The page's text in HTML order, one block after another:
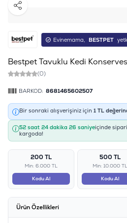
Paylaş
Evinemama, BESTPET
Bestpet Tavuklu Kedi
(0)
BARKOD: 8681465602507
Bir sonraki alışverişiniz için 1 TL
52 saat 24 dakika 26 saniyeiçinde
kargoda!
200 TL
Min: 6.000 TL
Kodu Al
500 TL
Min: 10.000 TL
Kodu Al
Ürün Özellikleri